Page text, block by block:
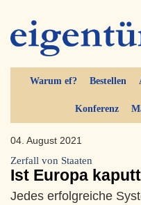
Warum ef? Bestellen
Konferenz
04. August 2021
Zerfall von Staaten
Ist Europa
Jedes erfolgreiche